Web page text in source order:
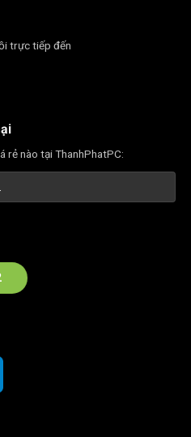
trực tiếp đến
rẻ nào tại ThanhPhatPC: